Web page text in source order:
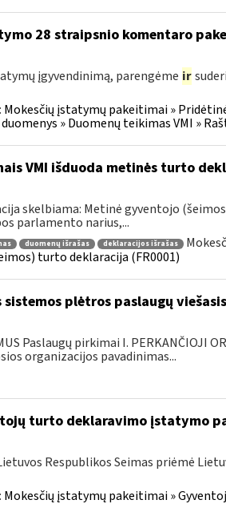
28 straipsnio komentaro
įgyvendinimą, parengėme ir
Mokesčių įstatymų pakeitimai »
» Duomenų teikimas VMI »
VMI išduoda metinės turto
skelbiama: Metinė gyventojo
parlamento narius,...
duomenų išrašas deklaracijos išrašas
turto deklaracija (FR0001)
plėtros paslaugų
Paslaugų pirkimai I. PERKANČIOJI
organizacijos pavadinimas...
turto deklaravimo įstatymo
Respublikos Seimas priėmė
Mokesčių įstatymų pakeitimai »